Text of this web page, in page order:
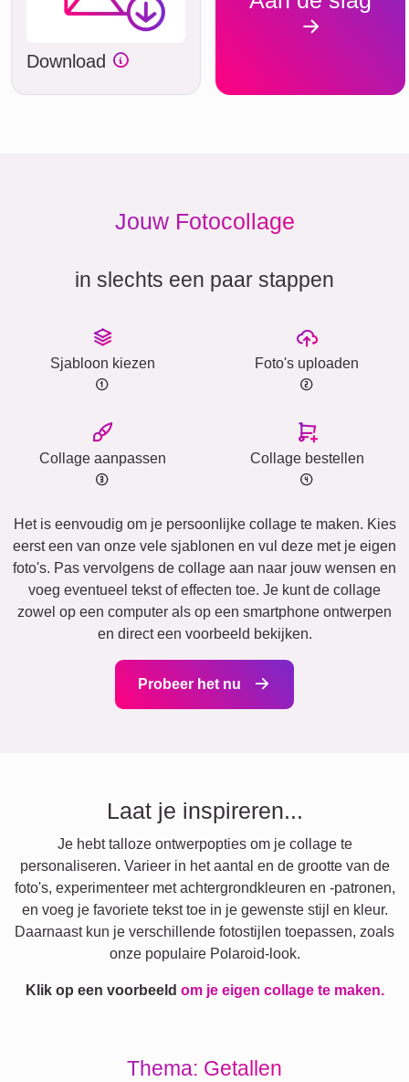
Download
Jouw Fotocollage
in slechts een paar stappen
Sjabloon kiezen Foto's uploaden
Collage aanpassen Collage bestellen
Het is eenvoudig om je persoonlijke collage te maken. Kies
eerst een van onze vele sjablonen en vul deze met je eigen
foto's. Pas vervolgens de collage aan naar jouw wensen en
voeg eventueel tekst of effecten toe. Je kunt de collage
zowel op een computer als op een smartphone ontwerpen
en direct een voorbeeld bekijken.
Probeer het nu
Laat je inspireren...
Je hebt talloze ontwerpopties om je collage te
personaliseren. Varieer in het aantal en de grootte van de
foto's, experimenteer met achtergrondkleuren en -patronen,
en voeg je favoriete tekst toe in je gewenste stijl en kleur.
Daarnaast kun je verschillende fotostijlen toepassen, zoals
onze populaire Polaroid-look.
Klik op een voorbeeld om je eigen collage te maken.
Thema: Getallen